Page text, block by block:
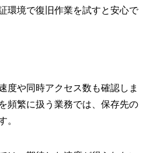
環境で復旧作業を試すと安心で
度や同時アクセス数も確認しま
頻繁に扱う業務では、保存先の
。